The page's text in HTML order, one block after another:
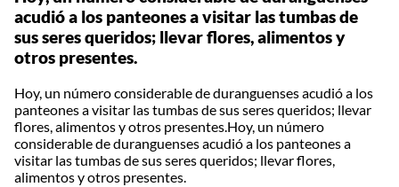
acudió a los panteones a visitar las tumbas de
sus seres queridos; llevar flores, alimentos y
otros presentes.
Hoy, un número considerable de duranguenses acudió a los
panteones a visitar las tumbas de sus seres queridos; llevar
flores, alimentos y otros presentes.Hoy, un número
considerable de duranguenses acudió a los panteones a
visitar las tumbas de sus seres queridos; llevar flores,
alimentos y otros presentes.